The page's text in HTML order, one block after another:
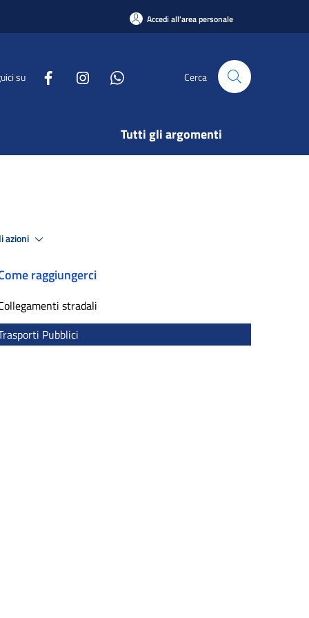
Accedi all'area personale
su Cerca
Tutti gli argomenti
azioni
raggiungerci
stradali
Pubblici